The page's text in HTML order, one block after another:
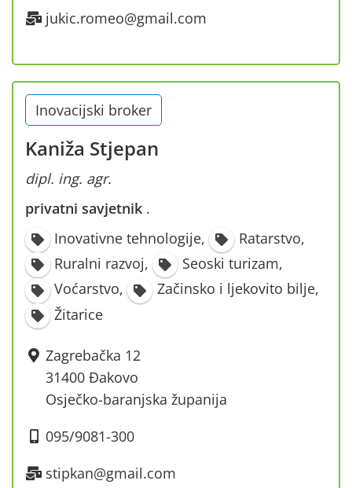
jukic.romeo@gmail.com
Inovacijski broker
Kaniža Stjepan
dipl. ing. agr.
privatni savjetnik ·
Inovativne tehnologije, Ratarstvo,
Ruralni razvoj, Seoski turizam,
Voćarstvo, Začinsko i ljekovito bilje,
Žitarice
Zagrebačka 12
31400 Đakovo
Osječko-baranjska županija
095/9081-300
stipkan@gmail.com